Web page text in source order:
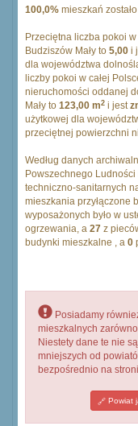
100,0% mieszkań
Przeciętna liczba pokoi
Budziszów Mały to 5,00 i
dla województwa
liczby pokoi w całej
nieruchomości oddanej
Mały to 123,00 m2 i jest
użytkowej dla
przeciętnej powierzchni
Według danych
Powszechnego
techniczno-sanitarnych
mieszkania przyłączone
wyposażonych było w
ogrzewania, a 27 z
budynki mieszkalne , a 0
Posiadamy
mieszkalnych
Niestety dane te nie
mniejszych od
bezpośrednio na
Powiat